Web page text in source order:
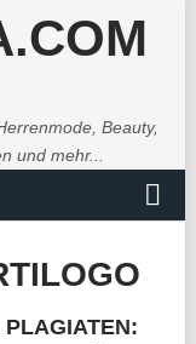
Beauty,
und mehr...